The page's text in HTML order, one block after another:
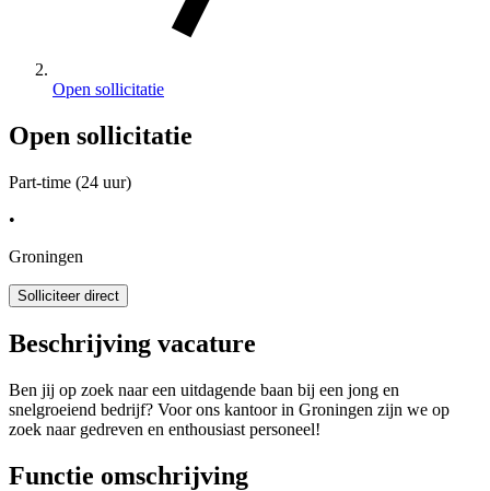
Open sollicitatie
Open sollicitatie
Part-time (24 uur)
•
Groningen
Solliciteer direct
Beschrijving vacature
Ben jij op zoek naar een uitdagende baan bij een jong en
snelgroeiend bedrijf? Voor ons kantoor in Groningen zijn we op
zoek naar gedreven en enthousiast personeel!
Functie omschrijving